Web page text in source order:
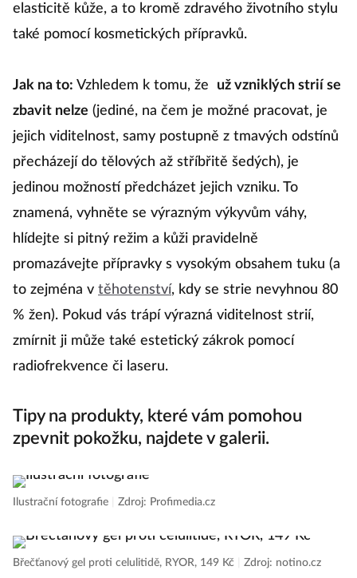
elasticitě kůže, a to kromě zdravého životního stylu
také pomocí kosmetických přípravků.
Jak na to: Vzhledem k tomu, že
už vzniklých strií se
zbavit nelze (jediné, na čem je možné pracovat, je
jejich viditelnost, samy postupně z tmavých odstínů
přecházejí do tělových až stříbřitě šedých), je
jedinou možností předcházet jejich vzniku. To
znamená, vyhněte se výrazným výkyvům váhy,
hlídejte si pitný režim a kůži pravidelně
promazávejte přípravky s vysokým obsahem tuku (a
to zejména v těhotenství, kdy se strie nevyhnou 80
% žen). Pokud vás trápí výrazná viditelnost strií,
zmírnit ji může také estetický zákrok pomocí
radiofrekvence či laseru.
Tipy na produkty, které vám pomohou
zpevnit pokožku, najdete v galerii.
Ilustrační fotografie Zdroj: Profimedia.cz
Břečťanový gel proti celulitidě, RYOR, 149 Kč Zdroj: notino.cz